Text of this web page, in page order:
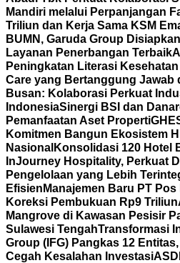
Mandiri melalui Perpanjangan
Triliun dan Kerja Sama KSM
BUMN, Garuda Group
Layanan Penerbangan Terbaik
Peningkatan Literasi
Care yang Bertanggung Jawab
Busan: Kolaborasi Perkuat
IndonesiaSinergi BSI dan
Pemanfaatan Aset Properti
Komitmen Bangun Ekosistem
Nasional Konsolidasi 120 Hotel
InJourney Hospitality, Perkuat
Pengelolaan yang Lebih
Efisien Manajemen Baru PT
Koreksi Pembukuan Rp9 Triliun
Mangrove di Kawasan Pesisir
Sulawesi TengahTransformasi
Group (IFG) Pangkas 12
Cegah Kesalahan Investasi